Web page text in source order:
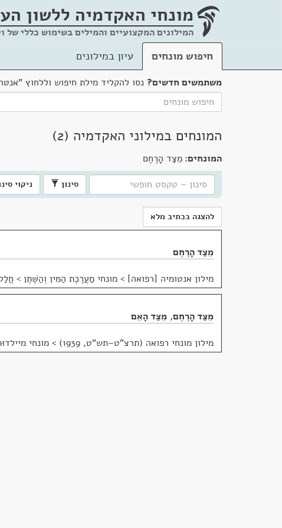
מונחי האקדמיה ללשון
המילונים המקצועיים והמילים בשימוש כללי
חיפוש מונחים עיון במילונים
משתמשים חדשים? נסו להקליד מילת חיפוש וללחוץ
המונחים במילוני האקדמיה (2)
המונחים: מֵצַד הָרֶחֶם
סינון ניקוי
להצגה בכתיב מלא
מֵצַד הָרֶחֶם
מילון אנטומיה [רפואה] > מונחי מַעֲרֶכֶת הַמִּין וְהַשֶּׁתֶן >
מֵצַד הָרֶחֶם, מֵצַד הָאֵם
מילון מונחי רפואה (תרצ"ט–תש"ט, 1939)
> מונחי